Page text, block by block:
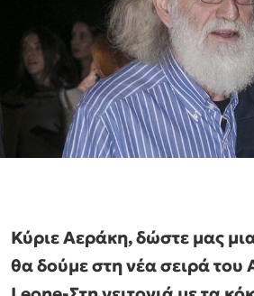
Κύριε Αεράκη, δώστε μας
θα δούμε στη νέα σειρά